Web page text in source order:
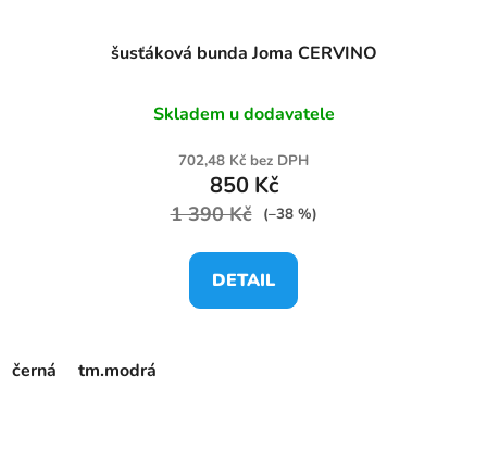
šusťáková bunda Joma CERVINO
Skladem u dodavatele
702,48 Kč bez DPH
850 Kč
1 390 Kč (–38 %)
DETAIL
černá tm.modrá